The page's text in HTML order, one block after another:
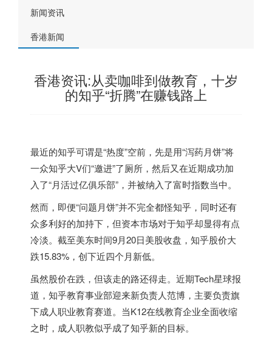
新闻资讯
香港新闻
香港资讯:从卖咖啡到做教育，十岁
的知乎“折腾”在赚钱路上
最近的知乎可谓是“热度”空前，先是用“泻药月饼”将
一众知乎大V们“邀进”了厕所，然后又在近期成功加
入了“月活过亿俱乐部”，并被纳入了富时指数当中。
然而，即便“问题月饼”并不完全都怪知乎，同时还有
众多利好的加持下，但资本市场对于知乎却显得有点
冷淡。截至美东时间9月20日美股收盘，知乎股价大
跌15.83%，创下近四个月新低。
虽然股价在跌，但该走的路还得走。近期Tech星球报
道，知乎教育事业部迎来新负责人范博，主要负责旗
下成人职业教育赛道。当K12在线教育企业全面收缩
之时，成人职教似乎成了知乎新的目标。